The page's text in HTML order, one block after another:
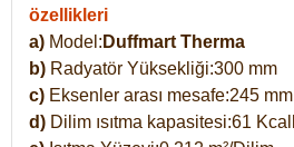
özellikleri
a) Model: Duffmart Therma
b) Radyatör Yüksekliği:300 mm
c) Eksenler arası mesafe:245 mm
d) Dilim ısıtma kapasitesi:61 Kcall